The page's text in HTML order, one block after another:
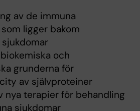
av de immuna
ligger bakom
och
grunderna för
av självproteiner
nya terapier för behandling
sjukdomar